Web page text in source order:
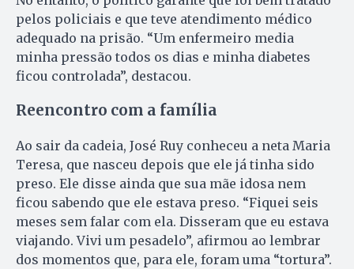
pelos policiais e que teve atendimento médico
adequado na prisão. “Um enfermeiro media
minha pressão todos os dias e minha diabetes
ficou controlada”, destacou.
Reencontro com a família
Ao sair da cadeia, José Ruy conheceu a neta Maria
Teresa, que nasceu depois que ele já tinha sido
preso. Ele disse ainda que sua mãe idosa nem
ficou sabendo que ele estava preso. “Fiquei seis
meses sem falar com ela. Disseram que eu estava
viajando. Vivi um pesadelo”, afirmou ao lembrar
dos momentos que, para ele, foram uma “tortura”.